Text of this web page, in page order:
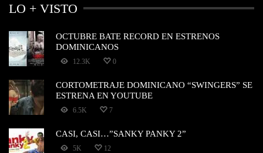
LO + VISTO
OCTUBRE BATE RECORD EN ESTRENOS
DOMINICANOS
12.3K 0
CORTOMETRAJE DOMINICANO “SWINGERS” SE
ESTRENA EN YOUTUBE
6.5K 7
CASI, CASI…”SANKY PANKY 2”
5K 12